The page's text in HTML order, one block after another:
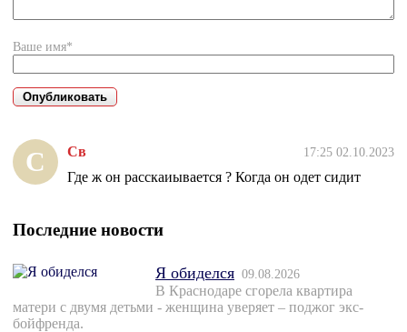
Ваше имя*
С Св 17:25 02.10.2023
Где ж он расскаиывается ? Когда он одет сидит
Последние новости
Я обиделся 09.08.2026
В Краснодаре сгорела квартира
матери с двумя детьми - женщина уверяет – поджог экс-
бойфренда.